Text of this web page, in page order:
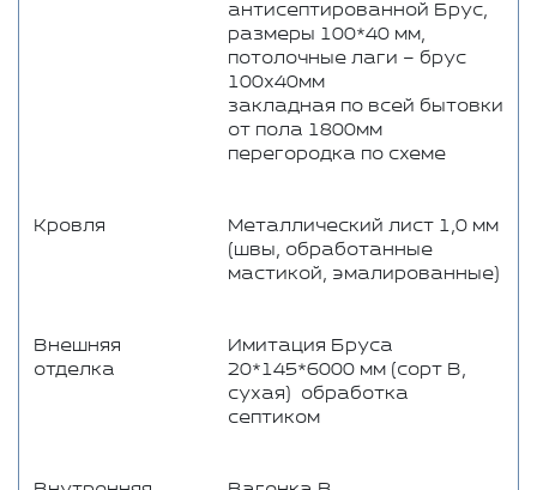
антисептированной Брус,
размеры 100*40 мм,
потолочные лаги – брус
100х40мм
закладная по всей бытовки
от пола 1800мм
перегородка по схеме
Кровля
Металлический лист 1,0 мм
(швы, обработанные
мастикой, эмалированные)
Внешняя
отделка
Имитация Бруса
20*145*6000 мм (сорт В,
сухая) обработка
септиком